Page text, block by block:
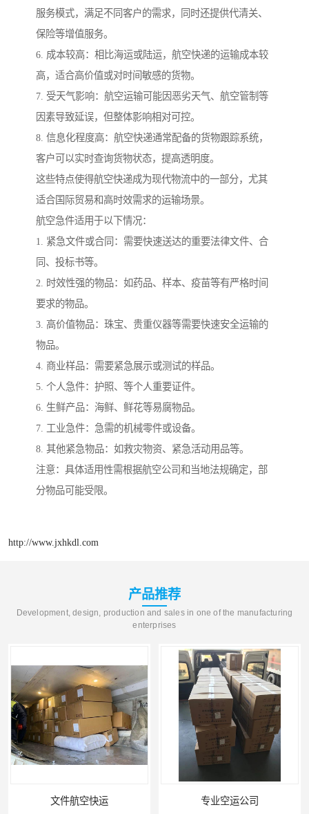
服务模式，满足不同客户的需求，同时还提供代清关、
保险等增值服务。
6. 成本较高：相比海运或陆运，航空快递的运输成本较
高，适合高价值或对时间敏感的货物。
7. 受天气影响：航空运输可能因恶劣天气、航空管制等
因素导致延误，但整体影响相对可控。
8. 信息化程度高：航空快递通常配备的货物跟踪系统，
客户可以实时查询货物状态，提高透明度。
这些特点使得航空快递成为现代物流中的一部分，尤其
适合国际贸易和高时效需求的运输场景。
航空急件适用于以下情况：
1. 紧急文件或合同：需要快速送达的重要法律文件、合
同、投标书等。
2. 时效性强的物品：如药品、样本、疫苗等有严格时间
要求的物品。
3. 高价值物品：珠宝、贵重仪器等需要快速安全运输的
物品。
4. 商业样品：需要紧急展示或测试的样品。
5. 个人急件：护照、等个人重要证件。
6. 生鲜产品：海鲜、鲜花等易腐物品。
7. 工业急件：急需的机械零件或设备。
8. 其他紧急物品：如救灾物资、紧急活动用品等。
注意：具体适用性需根据航空公司和当地法规确定，部
分物品可能受限。
http://www.jxhkdl.com
产品推荐
Development, design, production and sales in one of the manufacturing
enterprises
文件航空快运 专业空运公司